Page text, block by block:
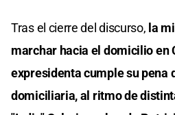
Tras el cierre del discurso, la
marchar hacia el domicilio en
expresidenta cumple su pena
domiciliaria, al ritmo de